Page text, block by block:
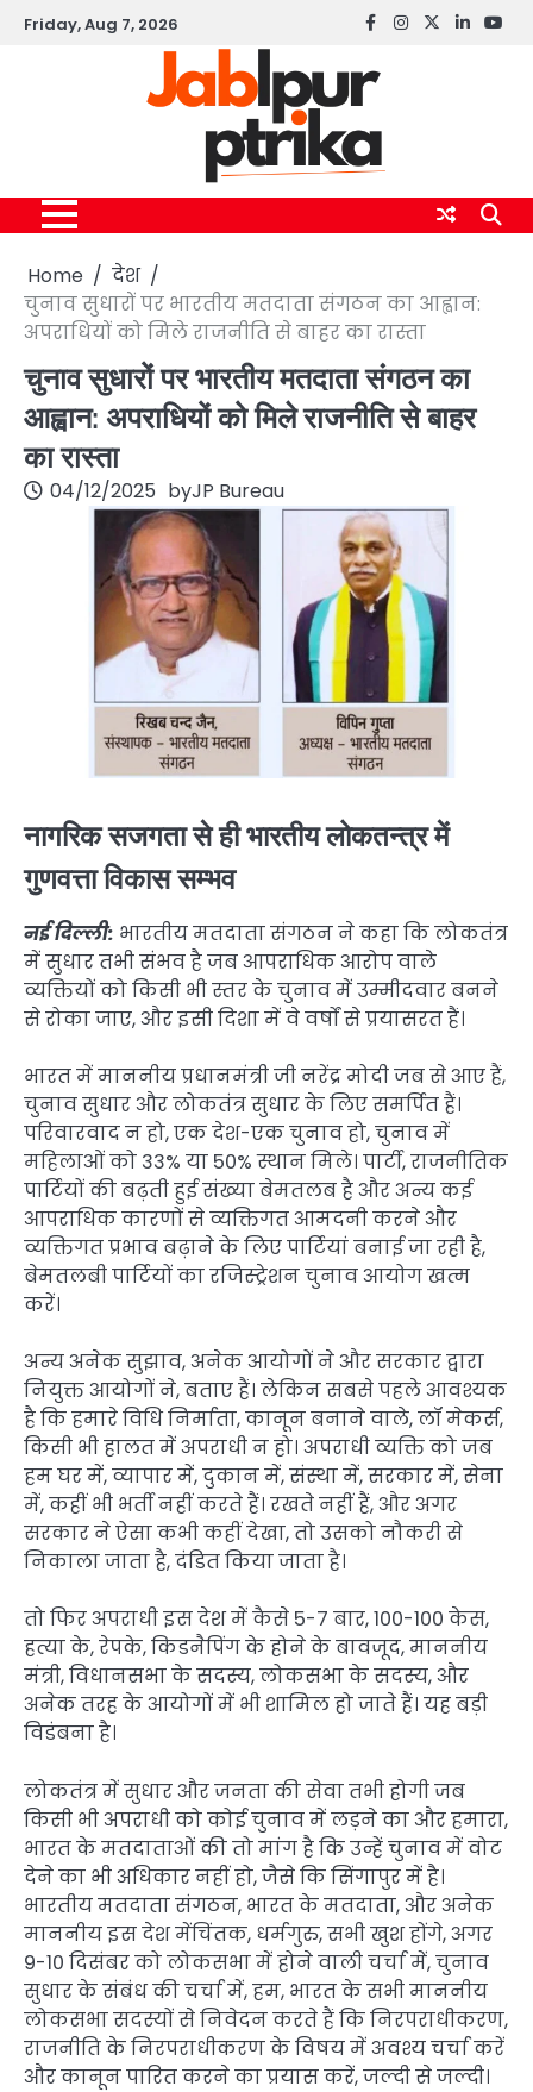
SkipFriday, Aug 7, 2026 Facebook
instagram
twitterlinkedin
Home
देश
चुनाव सुधारों पर भारतीय मतदाता संगठन का आह्वान:
अपराधियों को मिले राजनीति से बाहर का रास्ता
चुनाव सुधारों पर भारतीय मतदाता संगठन का
आह्वान: अपराधियों को मिले राजनीति से बाहर
का रास्ता
04/12/2025 byJP Bureau
नागरिक सजगता से ही भारतीय लोकतन्त्र में
गुणवत्ता विकास सम्भव
नई दिल्ली: भारतीय मतदाता संगठन ने कहा कि लोकतंत्र
में सुधार तभी संभव है जब आपराधिक आरोप वाले
व्यक्तियों को किसी भी स्तर के चुनाव में उम्मीदवार बनने
से रोका जाए, और इसी दिशा में वे वर्षों से प्रयासरत हैं।
भारत में माननीय प्रधानमंत्री जी नरेंद्र मोदी जब से आए हैं,
चुनाव सुधार और लोकतंत्र सुधार के लिए समर्पित हैं।
परिवारवाद न हो, एक देश-एक चुनाव हो, चुनाव में
महिलाओं को 33% या 50% स्थान मिले। पार्टी, राजनीतिक
पार्टियों की बढ़ती हुई संख्या बेमतलब है और अन्य कई
आपराधिक कारणों से व्यक्तिगत आमदनी करने और
व्यक्तिगत प्रभाव बढ़ाने के लिए पार्टियां बनाई जा रही है,
बेमतलबी पार्टियों का रजिस्ट्रेशन चुनाव आयोग खत्म
करें।
अन्य अनेक सुझाव, अनेक आयोगों ने और सरकार द्वारा
नियुक्त आयोगों ने, बताए हैं। लेकिन सबसे पहले आवश्यक
है कि हमारे विधि निर्माता, कानून बनाने वाले, लॉ मेकर्स,
किसी भी हालत में अपराधी न हो। अपराधी व्यक्ति को जब
हम घर में, व्यापार में, दुकान में, संस्था में, सरकार में, सेना
में, कहीं भी भर्ती नहीं करते हैं। रखते नहीं हैं, और अगर
सरकार ने ऐसा कभी कहीं देखा, तो उसको नौकरी से
निकाला जाता है, दंडित किया जाता है।
तो फिर अपराधी इस देश में कैसे 5-7 बार, 100-100 केस,
हत्या के, रेपके, किडनैपिंग के होने के बावजूद, माननीय
मंत्री, विधानसभा के सदस्य, लोकसभा के सदस्य, और
अनेक तरह के आयोगों में भी शामिल हो जाते हैं। यह बड़ी
विडंबना है।
लोकतंत्र में सुधार और जनता की सेवा तभी होगी जब
किसी भी अपराधी को कोई चुनाव में लड़ने का और हमारा,
भारत के मतदाताओं की तो मांग है कि उन्हें चुनाव में वोट
देने का भी अधिकार नहीं हो, जैसे कि सिंगापुर में है।
भारतीय मतदाता संगठन, भारत के मतदाता, और अनेक
माननीय इस देश मेंचिंतक, धर्मगुरु, सभी खुश होंगे, अगर
9-10 दिसंबर को लोकसभा में होने वाली चर्चा में, चुनाव
सुधार के संबंध की चर्चा में, हम, भारत के सभी माननीय
लोकसभा सदस्यों से निवेदन करते हैं कि निरपराधीकरण,
राजनीति के निरपराधीकरण के विषय में अवश्य चर्चा करें
और कानून पारित करने का प्रयास करें, जल्दी से जल्दी।